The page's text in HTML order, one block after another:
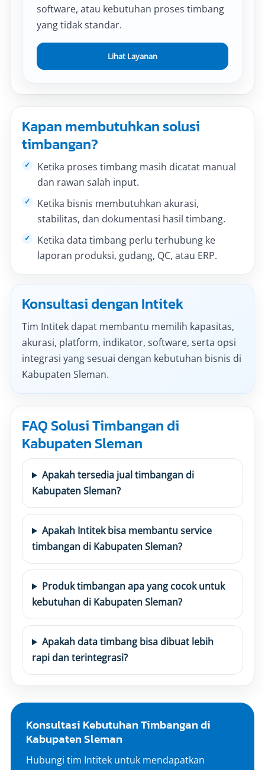
software, atau kebutuhan proses timbang
yang tidak standar.
Lihat Layanan
Kapan membutuhkan solusi
timbangan?
Ketika proses timbang masih dicatat manual
dan rawan salah input.
Ketika bisnis membutuhkan akurasi,
stabilitas, dan dokumentasi hasil timbang.
Ketika data timbang perlu terhubung ke
laporan produksi, gudang, QC, atau ERP.
Konsultasi dengan Intitek
Tim Intitek dapat membantu memilih kapasitas,
akurasi, platform, indikator, software, serta opsi
integrasi yang sesuai dengan kebutuhan bisnis di
Kabupaten Sleman.
FAQ Solusi Timbangan di
Kabupaten Sleman
Apakah tersedia jual timbangan di
Kabupaten Sleman?
Apakah Intitek bisa membantu service
timbangan di Kabupaten Sleman?
Produk timbangan apa yang cocok untuk
kebutuhan di Kabupaten Sleman?
Apakah data timbang bisa dibuat lebih
rapi dan terintegrasi?
Konsultasi Kebutuhan Timbangan di
Kabupaten Sleman
Hubungi tim Intitek untuk mendapatkan